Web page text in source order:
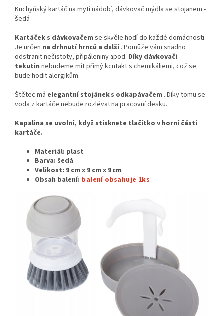
Kuchyňský kartáč na mytí nádobí, dávkovač mýdla se stojanem -
šedá
Kartáček s dávkovačem se skvěle hodí do každé domácnosti.
Je určen na drhnutí hrnců a další. Pomůže vám snadno
odstranit nečistoty, připáleniny apod. Díky dávkovači
tekutin nebudeme mít přímý kontakt s chemikáliemi, což se
bude hodit alergikům.
Štětec má elegantní stojánek s odkapávačem . Díky tomu se
voda z kartáče nebude rozlévat na pracovní desku.
Kapalina se uvolní, když stisknete tlačítko v horní části
kartáče.
Materiál: plast
Barva: šedá
Velikost: 9 cm x 9 cm x 9 cm
Obsah balení: balení obsahuje 1ks